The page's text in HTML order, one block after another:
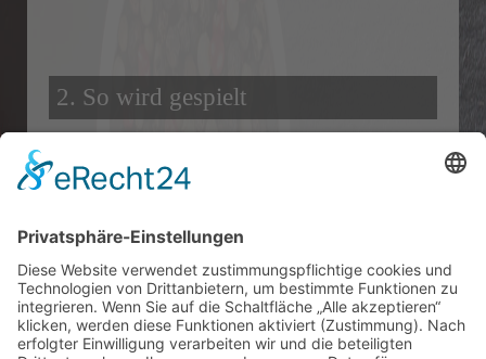
2. So wird gespielt
3. Unser Kader
4. Siegermannschaft bauen